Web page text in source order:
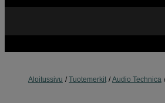
Aloitussivu Tuotemerkit Audio Technica